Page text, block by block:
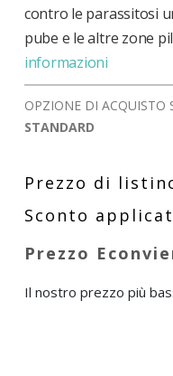
contro le parassitosi
pube e le altre zone
informazioni
OPZIONE DI ACQUISTO
STANDARD
Il nostro prezzo più